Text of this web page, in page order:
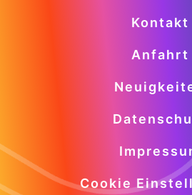
Kontakt
Anfahrt
Cookie